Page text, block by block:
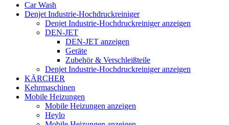
Car Wash
Denjet Industrie-Hochdruckreiniger
Denjet Industrie-Hochdruckreiniger anzeigen
DEN-JET
DEN-JET anzeigen
Geräte
Zubehör & Verschleißteile
Denjet Industrie-Hochdruckreiniger anzeigen
KÄRCHER
Kehrmaschinen
Mobile Heizungen
Mobile Heizungen anzeigen
Heylo